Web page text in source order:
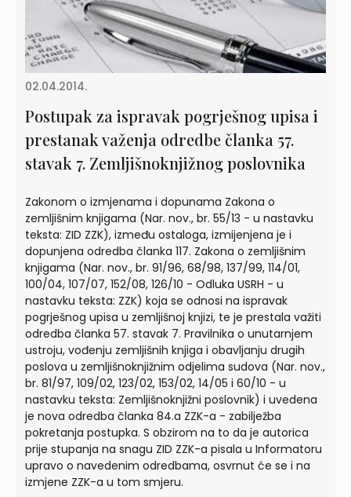
02.04.2014.
Postupak za ispravak pogrješnog upisa i
prestanak važenja odredbe članka 57.
stavak 7. Zemljišnoknjižnog poslovnika
Zakonom o izmjenama i dopunama Zakona o
zemljišnim knjigama (Nar. nov., br. 55/13 - u nastavku
teksta: ZID ZZK), između ostaloga, izmijenjena je i
dopunjena odredba članka 117. Zakona o zemljišnim
knjigama (Nar. nov., br. 91/96, 68/98, 137/99, 114/01,
100/04, 107/07, 152/08, 126/10 - Odluka USRH - u
nastavku teksta: ZZK) koja se odnosi na ispravak
pogrješnog upisa u zemljišnoj knjizi, te je prestala važiti
odredba članka 57. stavak 7. Pravilnika o unutarnjem
ustroju, vođenju zemljišnih knjiga i obavljanju drugih
poslova u zemljišnoknjižnim odjelima sudova (Nar. nov.,
br. 81/97, 109/02, 123/02, 153/02, 14/05 i 60/10 - u
nastavku teksta: Zemljišnoknjižni poslovnik) i uvedena
je nova odredba članka 84.a ZZK-a - zabilježba
pokretanja postupka. S obzirom na to da je autorica
prije stupanja na snagu ZID ZZK-a pisala u Informatoru
upravo o navedenim odredbama, osvrnut će se i na
izmjene ZZK-a u tom smjeru.